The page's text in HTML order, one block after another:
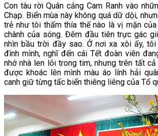
Con tàu rời Quân cảng Cam Ranh vào
Chạp. Biển mùa này không quá dữ dội,
trẻ như tôi thấm thía thế nào là vị mặn
chành của sóng. Đêm đầu tiên trực gác
nhìn bầu trời đầy sao. Ở nơi xa xôi ấy,
đình mình, nghĩ đến cái Tết đoàn viên
nhớ nhà len lỏi trong tim, nhưng trên tất
được khoác lên mình màu áo lính hải
canh giữ từng tấc biển thiêng liêng của Tổ